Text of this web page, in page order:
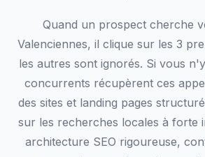
Quand un prospect cherche
Valenciennes, il clique sur les 3
les autres sont ignorés. Si vous
concurrents récupèrent ces
des sites et landing pages
sur les recherches locales à forte
architecture SEO rigoureuse,